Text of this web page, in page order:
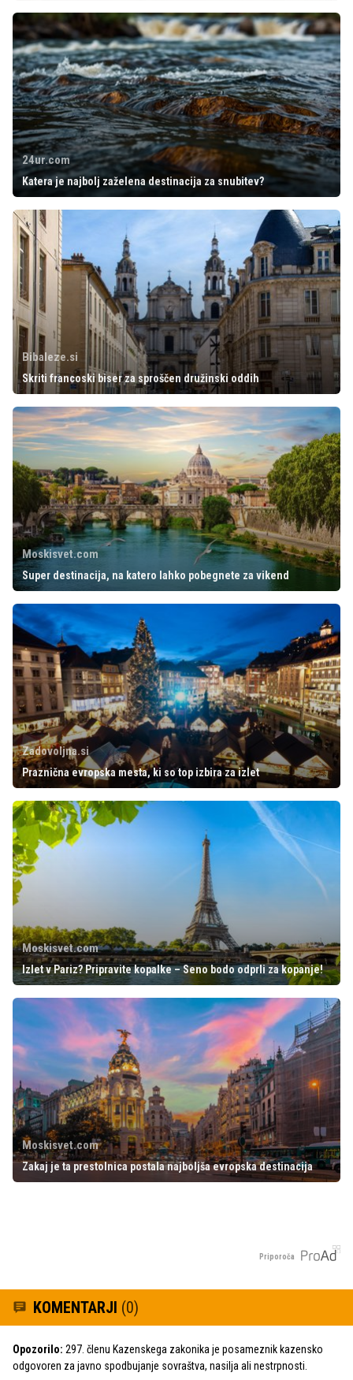
24ur.com
Katera je najbolj zaželena destinacija za snubitev?
Bibaleze.si
Skriti francoski biser za sproščen družinski oddih
Moskisvet.com
Super destinacija, na katero lahko pobegnete za vikend
Zadovoljna.si
Praznična evropska mesta, ki so top izbira za izlet
Moskisvet.com
Izlet v Pariz? Pripravite kopalke – Seno bodo odprli za kopanje!
Moskisvet.com
Zakaj je ta prestolnica postala najboljša evropska destinacija
Priporoča
KOMENTARJI (0)
Opozorilo: 297. členu Kazenskega zakonika je posameznik kazensko
odgovoren za javno spodbujanje sovraštva, nasilja ali nestrpnosti.